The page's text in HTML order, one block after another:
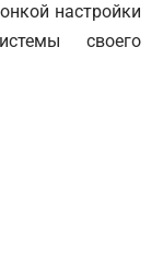
настройки
своего